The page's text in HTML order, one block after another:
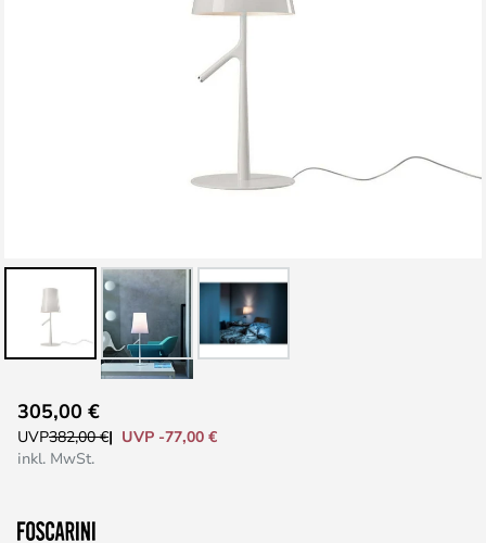
Anfang
der
305,00 €
UVP382,00 €
UVP -77,00 €
inkl. MwSt.